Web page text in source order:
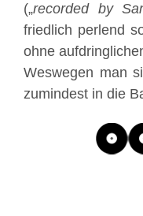
(„recorded by
friedlich perlend
ohne
Weswegen man
zumindest in die